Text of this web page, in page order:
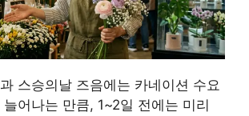
스승의날 즈음에는 카네이션 수요
어나는 만큼, 1~2일 전에는 미리